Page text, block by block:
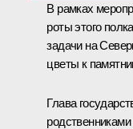
В рамках
роты этого
задачи на
цветы к
Глава